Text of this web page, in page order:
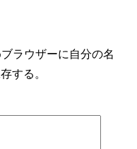
ラウザーに自分の名
する。